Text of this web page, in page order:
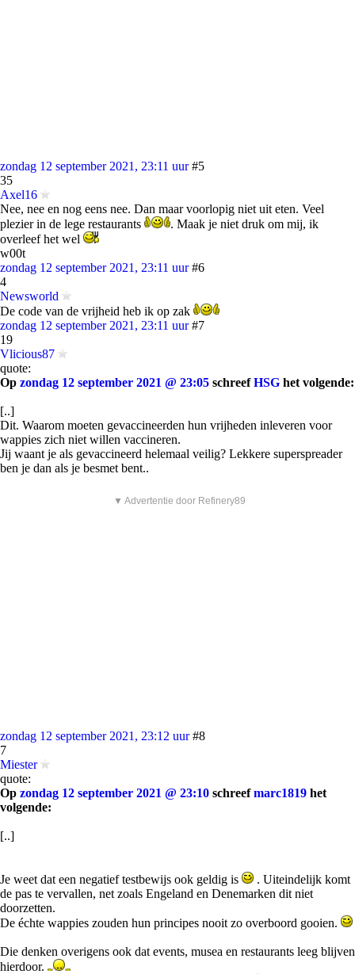
zondag 12 september 2021, 23:11 uur #5
35
Axel16
Nee, nee en nog eens nee. Dan maar voorlopig niet uit eten. Veel
plezier in de lege restaurants
. Maak je niet druk om mij, ik
overleef het wel
w00t
zondag 12 september 2021, 23:11 uur #6
4
Newsworld
De code van de vrijheid heb ik op zak
zondag 12 september 2021, 23:11 uur #7
19
Vlicious87
quote:
Op zondag 12 september 2021 @ 23:05 schreefHSG het volgende:
[..]
Dit. Waarom moeten gevaccineerden hun vrijheden inleveren voor
wappies zich niet willen vaccineren.
Jij waant je als gevaccineerd helemaal veilig? Lekkere superspreader
ben je dan als je besmet bent..
▼ Advertentie door Refinery89
zondag 12 september 2021, 23:12 uur #8
7
Miester
quote:
Op zondag 12 september 2021 @ 23:10 schreefmarc1819 het
volgende:
[..]
Je weet dat een negatief testbewijs ook geldig is
. Uiteindelijk komt
de pas te vervallen, net zoals Engeland en Denemarken dit niet
doorzetten.
De échte wappies zouden hun principes nooit zo overboord gooien.
Die denken overigens ook dat events, musea en restaurants leeg blijven
hierdoor.